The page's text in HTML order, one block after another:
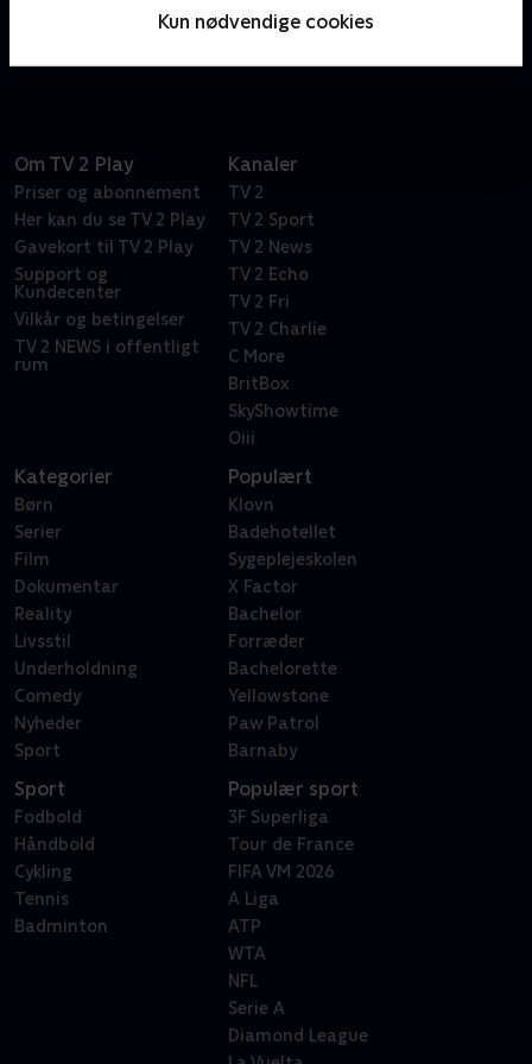
Kun nødvendige cookies
havmændene fra byen Bubbletucky dig fysik,
Her befinder vi os i en verden med skove af tang og
Om TV 2 Play
Priser og abonnement
Her kan du se TV 2 Play
Gavekort til TV 2 Play
Support og
Kundecenter
Vilkår og betingelser
TV 2 NEWS i offentligt
rum
Kanaler
TV 2
TV 2 Sport
TV 2 News
TV 2 Echo
TV 2 Fri
TV 2 Charlie
C More
BritBox
SkyShowtime
Oiii
Kategorier
Børn
Serier
Film
Dokumentar
Reality
Livsstil
Underholdning
Comedy
Nyheder
Sport
Populært
Klovn
Badehotellet
Sygeplejeskolen
X Factor
Bachelor
Forræder
Bachelorette
Yellowstone
Paw Patrol
Barnaby
Sport
Fodbold
Håndbold
Cykling
Tennis
Badminton
Populær sport
3F Superliga
Tour de France
FIFA VM 2026
A Liga
ATP
WTA
NFL
Serie A
Diamond League